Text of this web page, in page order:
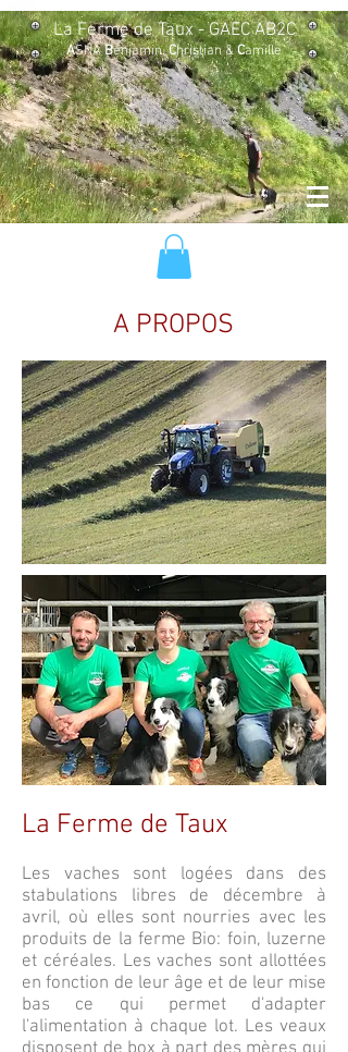
LaFerme de Taux - GAEC AB2C
ASNABenjamin,Christian &Camille
A PROPOS
La Ferme de Taux
Les vaches sont logées dans des
stabulations libres de décembre à
avril, où elles sont nourries avec les
produits de la ferme Bio: foin, luzerne
et céréales. Les vaches sont allottées
en fonction de leur âge et de leur mise
bas ce qui permet d'adapter
l'alimentation à chaque lot. Les veaux